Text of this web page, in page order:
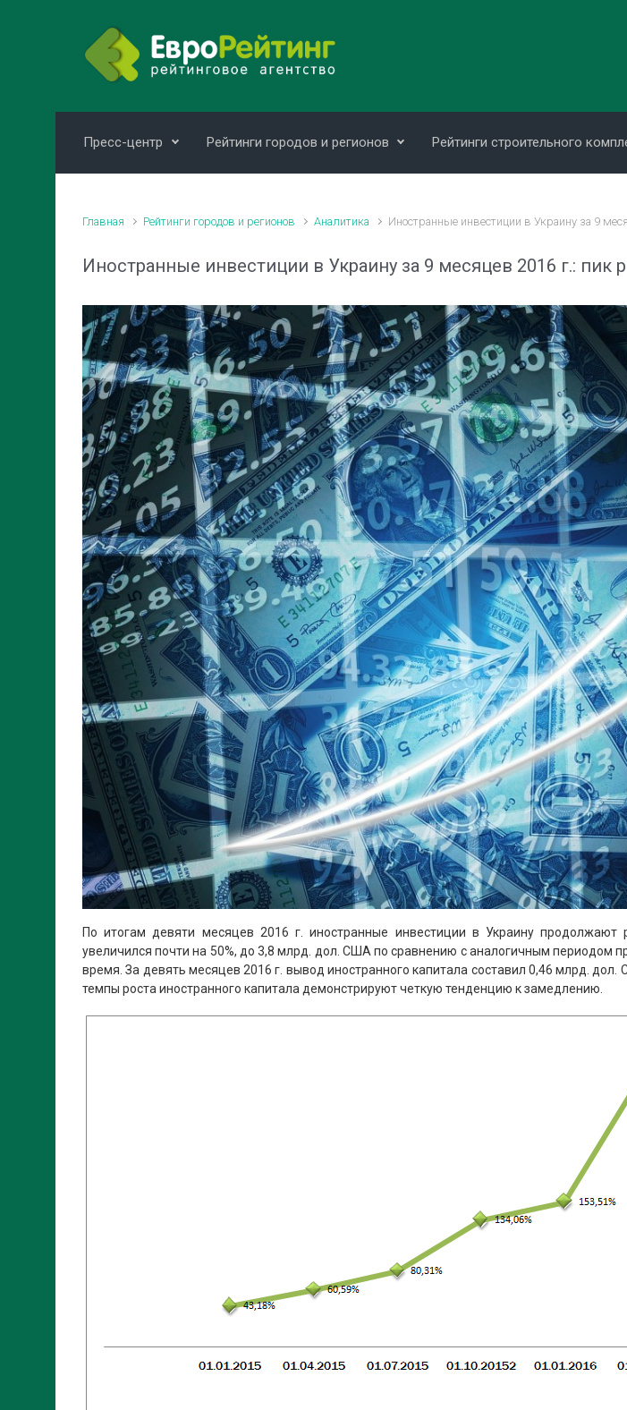
Пресс-центр Рейтинги городов и регионов Рейтинги строительного
Главная Рейтинги городов и регионов Аналитика Иностранные инвестиции в Украину за 9
Иностранные инвестиции в Украину за 9 месяцев 2016 г.: пик
По итогам девяти месяцев 2016 г. иностранные инвестиции в Украину продолжают
увеличился почти на 50%, до 3,8 млрд. дол. США по сравнению с аналогичным периодом
время. За девять месяцев 2016 г. вывод иностранного капитала составил 0,46 млрд.
темпы роста иностранного капитала демонстрируют четкую тенденцию к замедлению.